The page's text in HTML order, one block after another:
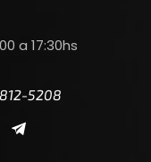
a 17:30hs
5208